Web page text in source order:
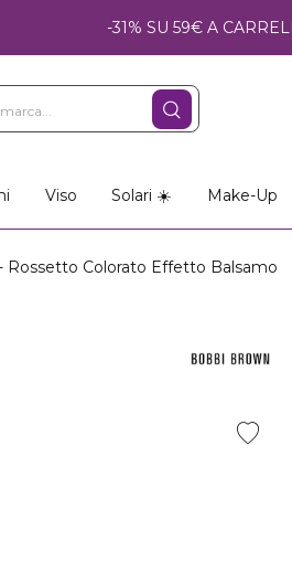
-31% SU 59€ A
Viso Solari ☀️ Make-Up
Rossetto Colorato Effetto Balsamo